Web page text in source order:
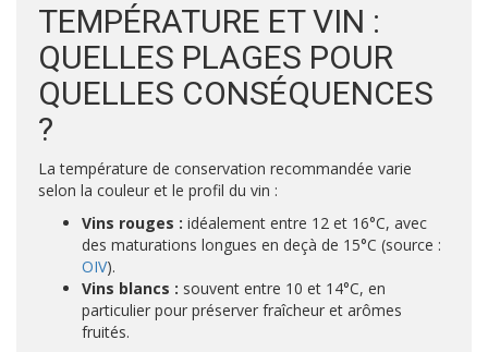
TEMPÉRATURE ET VIN :
QUELLES PLAGES POUR
QUELLES CONSÉQUENCES
?
La température de conservation recommandée varie
selon la couleur et le profil du vin :
Vins rouges : idéalement entre 12 et 16°C, avec
des maturations longues en deçà de 15°C (source :
OIV).
Vins blancs : souvent entre 10 et 14°C, en
particulier pour préserver fraîcheur et arômes
fruités.